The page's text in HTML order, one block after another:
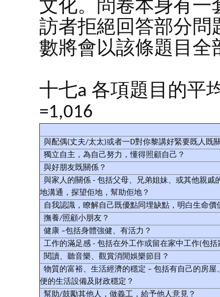
文化。問卷本身有一
訪者拒絕回答部分問
數將會以該條題目全
十七a 各項題目的平
=1,016
與配偶(丈夫/太太)或者一D對你黎講好緊要既人既
獨立自主，為自己努力，懂得照顧自己？
與好朋友既關係？
與家人的關係 - 包括父母、兄弟姐妹、或其他親戚
地溝通，探望佢地，幫助佢地？
自我認識，瞭解自己既優點同埋缺點，明白生命價
撫養/照顧小朋友？
健康 –包括身體強健、有活力？
工作的滿足感 - 包括在外工作或留在家中工作(包括
閱讀、聽音樂、觀賞消閒娛樂節目？
物質的富裕、生活經濟的穩定 – 包括有自己的房屋
便的生活設備及財政穩定？
幫助/鼓勵其他人，做義工，給予他人意見？